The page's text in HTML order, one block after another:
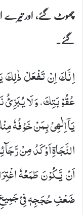
چھوٹ گئے، اور تیرے
گئے۔
اِنَّكَ اِنْ تَفْعَلْ ذٰلِكَ-
عُقُوْبَتِكَ، وَ لَا
یَاۤ اِلٰهِیْ- بِمَنْ خَوْفُهٗ
النَّجَاةِ اَوْكَدُ مِنْ
اَنْ یَّكُوْنَ طَمَعُهٗ
ضَعْفِ حُجَجِهٖ فِیْ